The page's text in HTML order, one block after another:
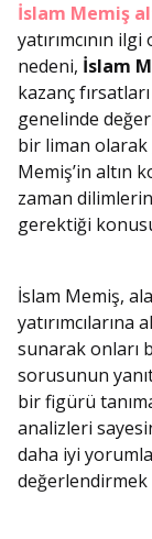
İslam Memiş
yatırımcının
nedeni, İslam
kazanç
genelinde
bir liman olarak
Memiş’in altın
zaman
gerektiği
İslam Memiş,
sunarak onları
sorusunun
bir figürü
analizleri
daha iyi